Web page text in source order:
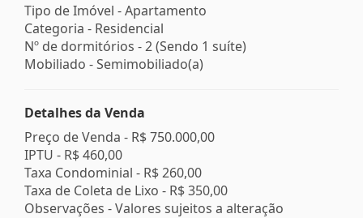
Tipo de Imóvel - Apartamento
Categoria - Residencial
Nº de dormitórios - 2 (Sendo 1 suíte)
Mobiliado - Semimobiliado(a)
Detalhes da Venda
Preço de Venda - R$ 750.000,00
IPTU - R$ 460,00
Taxa Condominial - R$ 260,00
Taxa de Coleta de Lixo - R$ 350,00
Observações - Valores sujeitos a alteração